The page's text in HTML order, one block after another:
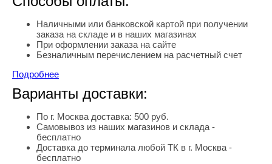
Наличными или банковской картой при получении
заказа на складе и в наших магазинах
При оформлении заказа на сайте
Безналичным перечислением на расчетный счет
Подробнее
Варианты доставки:
По г. Москва доставка: 500 руб.
Самовывоз из наших магазинов и склада -
бесплатно
Доставка до терминала любой ТК в г. Москва -
бесплатно